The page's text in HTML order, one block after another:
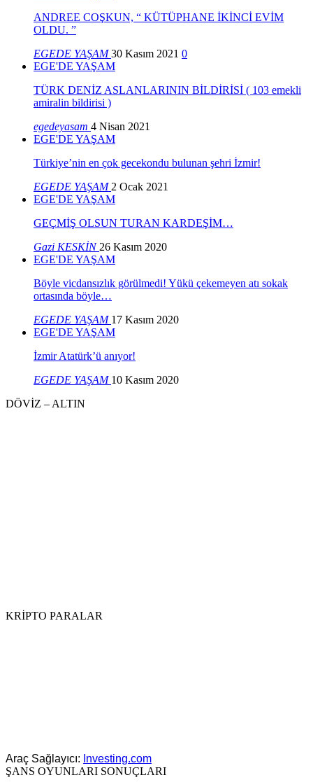
ANDREE COŞKUN, “ KÜTÜPHANE İKİNCİ EVİM
OLDU. ”
EGEDE YAŞAM30 Kasım 2021 0
EGE'DE YAŞAM
TÜRK DENİZ ASLANLARININ BİLDİRİSİ ( 103 emekli
amiralin bildirisi )
egedeyasam 4 Nisan 2021
EGE'DE YAŞAM
Türkiye’nin en çok gecekondu bulunan şehri İzmir!
EGEDE YAŞAM 2 Ocak 2021
EGE'DE YAŞAM
GEÇMİŞ OLSUN TURAN KARDEŞİM…
Gazi KESKİN 26 Kasım 2020
EGE'DE YAŞAM
Böyle vicdansızlık görülmedi! Yükü çekemeyen atı sokak
ortasında böyle…
EGEDE YAŞAM 17 Kasım 2020
EGE'DE YAŞAM
İzmir Atatürk’ü anıyor!
EGEDE YAŞAM 10 Kasım 2020
DÖVİZ – ALTIN
KRİPTO PARALAR
Araç Sağlayıcı: Investing.com
ŞANS OYUNLARI SONUÇLARI